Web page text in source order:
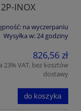
INOX
na wyczerpaniu
Wysyłka w:24 godziny
826,56 zł
23% VAT, bez kosztów
dostawy
do koszyka